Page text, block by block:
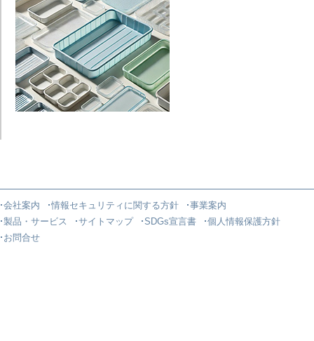
会社案内 情報セキュリティに関する方針
事業案内
製品・サービス
サイトマップ SDGs宣言書
個人情報保護方針
お問合せ